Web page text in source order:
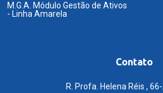
M.G.A. Módulo Gestão de Ativos
- Linha Amarela
Contato
R. Profa. Helena Réis ,